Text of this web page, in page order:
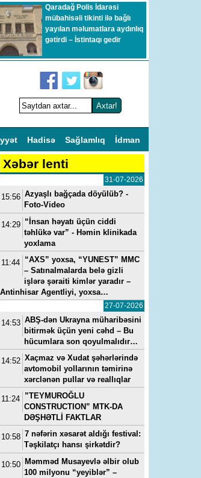
Qaradağ Polis İdarəsi
mübahisəli tikinti ilə bağlı
yayılan məlumatlara aydınlıq
gətirdi – İstintaqı gedir
Hadisə Sağlamlıq İdman
Xəbər lenti
31-07-2026
15:56 Azyaşlı bağçada döyülüb? -
Foto-Video
14:29 “İnsan həyatı üçün ciddi
təhlükə var” - Həmin klinikada
yoxlama
11:44 “AXS” yoxsa, “YUNEST” MMC
– Satınalmalarda belə gizli
işlərə şəraiti kimlər yaradır –
Antinhisar Agentliyi, yoxsa…
27-07-2026
14:53 ABŞ-dən Ukrayna müharibəsini
bitirmək üçün yeni cəhd – Bu
hücumlara son qoyulmalıdır…
14:52 Xaçmaz və Xudat şəhərlərində
avtomobil yollarının təmirinə
xərclənən pullar və reallıqlar
11:24 ”TEYMUROĞLU
CONSTRUCTION” MTK-DA
DƏŞHƏTLİ FAKTLAR
10:58 7 nəfərin xəsarət aldığı festival:
Təşkilatçı hansı şirkətdir?
10:50 Məmməd Musayevlə əlbir olub
100 milyonu “yeyiblər” –